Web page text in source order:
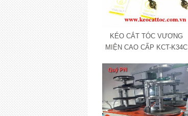
KÉO CẮT TÓC VƯƠNG
MIỆN CAO CẤP KCT-K34C